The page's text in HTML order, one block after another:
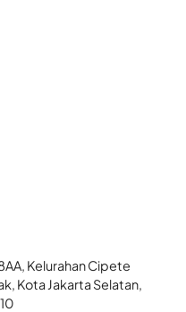
Kelurahan Cipete
Kota Jakarta Selatan,